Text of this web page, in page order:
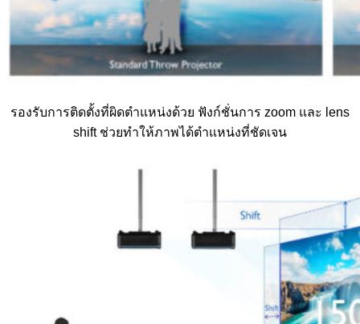
รองรับการติดตั้งที่ผิดตำแหน่งด้วย ฟังก์ชั่นการ zoom และ lens
shift ช่วยทำให้ภาพได้ตำแหน่งที่ชัดเจน